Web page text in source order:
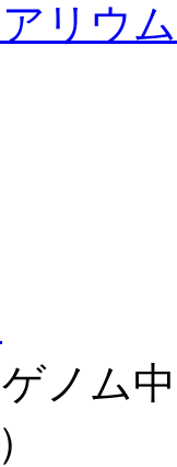
リウム
ノム